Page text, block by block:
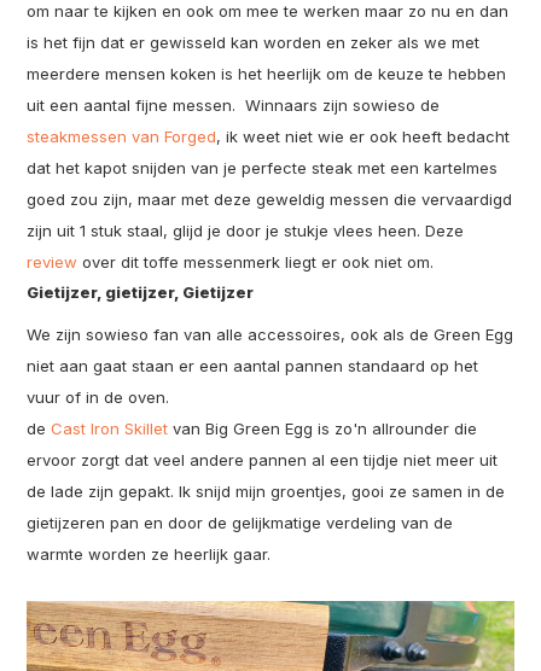
om naar te kijken en ook om mee te werken maar zo nu en dan
is het fijn dat er gewisseld kan worden en zeker als we met
meerdere mensen koken is het heerlijk om de keuze te hebben
uit een aantal fijne messen. Winnaars zijn sowieso de
steakmessen van Forged, ik weet niet wie er ook heeft bedacht
dat het kapot snijden van je perfecte steak met een kartelmes
goed zou zijn, maar met deze geweldig messen die vervaardigd
zijn uit 1 stuk staal, glijd je door je stukje vlees heen. Deze
review over dit toffe messenmerk liegt er ook niet om.
Gietijzer, gietijzer, Gietijzer
We zijn sowieso fan van alle accessoires, ook als de Green Egg
niet aan gaat staan er een aantal pannen standaard op het
vuur of in de oven.
deCast Iron Skillet van Big Green Egg is zo'n allrounder die
ervoor zorgt dat veel andere pannen al een tijdje niet meer uit
de lade zijn gepakt. Ik snijd mijn groentjes, gooi ze samen in de
gietijzeren pan en door de gelijkmatige verdeling van de
warmte worden ze heerlijk gaar.